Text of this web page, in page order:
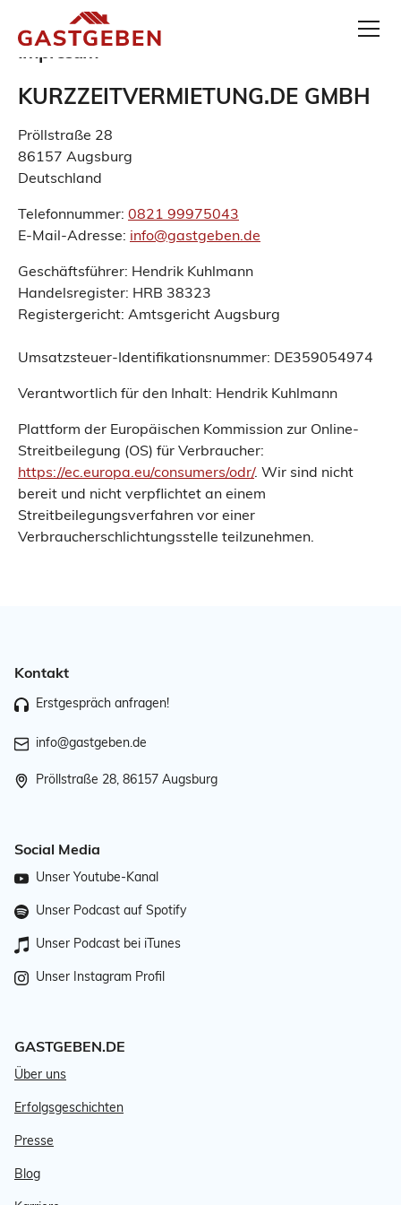
Impresum
KURZZEITVERMIETUNG.DE GMBH
Pröllstraße 28
86157 Augsburg
Deutschland
Telefonnummer: 0821 99975043
E-Mail-Adresse: info@gastgeben.de
Geschäftsführer: Hendrik Kuhlmann
Handelsregister: HRB 38323
Registergericht: Amtsgericht Augsburg
Umsatzsteuer-Identifikationsnummer: DE359054974
Verantwortlich für den Inhalt: Hendrik Kuhlmann
Plattform der Europäischen Kommission zur Online-
Streitbeilegung (OS) für Verbraucher:
https://ec.europa.eu/consumers/odr/. Wir sind nicht
bereit und nicht verpflichtet an einem
Streitbeilegungsverfahren vor einer
Verbraucherschlichtungsstelle teilzunehmen.
Kontakt
Erstgespräch anfragen!
info@gastgeben.de
Pröllstraße 28, 86157 Augsburg
Social Media
Unser Youtube-Kanal
Unser Podcast auf Spotify
Unser Podcast bei iTunes
Unser Instagram Profil
GASTGEBEN.DE
Über uns
Erfolgsgeschichten
Presse
Blog